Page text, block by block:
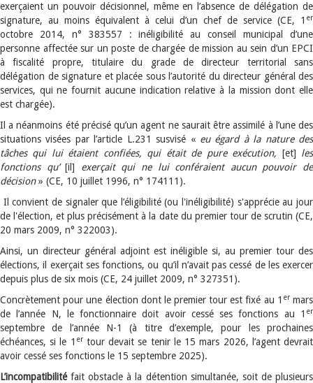
exerçaient un pouvoir décisionnel, même en l’absence de délégation de
signature, au moins équivalent à celui d’un chef de service (CE, 1 er
octobre 2014, n° 383557 : inéligibilité au conseil municipal d’une
personne affectée sur un poste de chargée de mission au sein d’un EPCI
à fiscalité propre, titulaire du grade de directeur territorial sans
délégation de signature et placée sous l’autorité du directeur général des
services, qui ne fournit aucune indication relative à la mission dont elle
est chargée).
Il a néanmoins été précisé qu’un agent ne saurait être assimilé à l’une des
situations visées par l’article L.231 susvisé « eu égard à la nature des
tâches qui lui étaient confiées, qui était de pure exécution, [et] les
fonctions qu’[il] exerçait qui ne lui conféraient aucun pouvoir de
décision» (CE, 10 juillet 1996, n° 174111).
Il convient de signaler que l’éligibilité (ou l'inéligibilité) s'apprécie au jour
de l'élection, et plus précisément à la date du premier tour de scrutin (CE,
20 mars 2009, n° 322003).
Ainsi, un directeur général adjoint est inéligible si, au premier tour des
élections, il exerçait ses fonctions, ou qu’il n’avait pas cessé de les exercer
depuis plus de six mois (CE, 24 juillet 2009, n° 327351).
Concrètement pour une élection dont le premier tour est fixé au 1 ermars
de l’année N, le fonctionnaire doit avoir cessé ses fonctions au 1 er
septembre de l’année N-1 (à titre d’exemple, pour les prochaines
échéances, si le 1 ertour devait se tenir le 15 mars 2026, l’agent devrait
avoir cessé ses fonctions le 15 septembre 2025).
L’incompatibilitéfait obstacle à la détention simultanée, soit de plusieurs